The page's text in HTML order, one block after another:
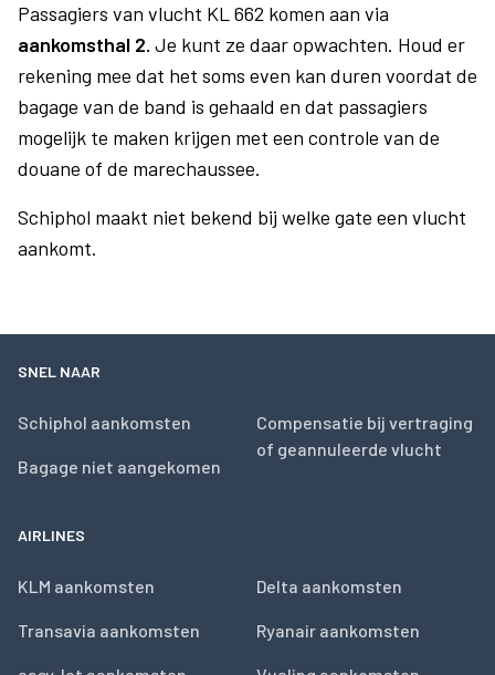
Passagiers van vlucht KL 662 komen aan via
aankomsthal 2. Je kunt ze daar opwachten. Houd er
rekening mee dat het soms even kan duren voordat de
bagage van de band is gehaald en dat passagiers
mogelijk te maken krijgen met een controle van de
douane of de marechaussee.
Schiphol maakt niet bekend bij welke gate een vlucht
aankomt.
SNEL NAAR
Schiphol aankomsten
Bagage niet aangekomen
Compensatie bij vertraging
of geannuleerde vlucht
AIRLINES
KLM aankomsten
Transavia aankomsten
Delta aankomsten
Ryanair aankomsten